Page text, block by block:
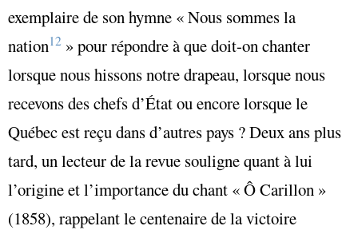
exemplaire de son hymne « Nous sommes la
nation12 » pour répondre à que doit-on chanter
lorsque nous hissons notre drapeau, lorsque nous
recevons des chefs d’État ou encore lorsque le
Québec est reçu dans d’autres pays ? Deux ans plus
tard, un lecteur de la revue souligne quant à lui
l’origine et l’importance du chant « Ô Carillon »
(1858), rappelant le centenaire de la victoire